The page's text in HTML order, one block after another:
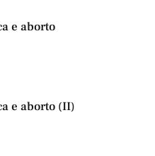
e aborto
e aborto (II)